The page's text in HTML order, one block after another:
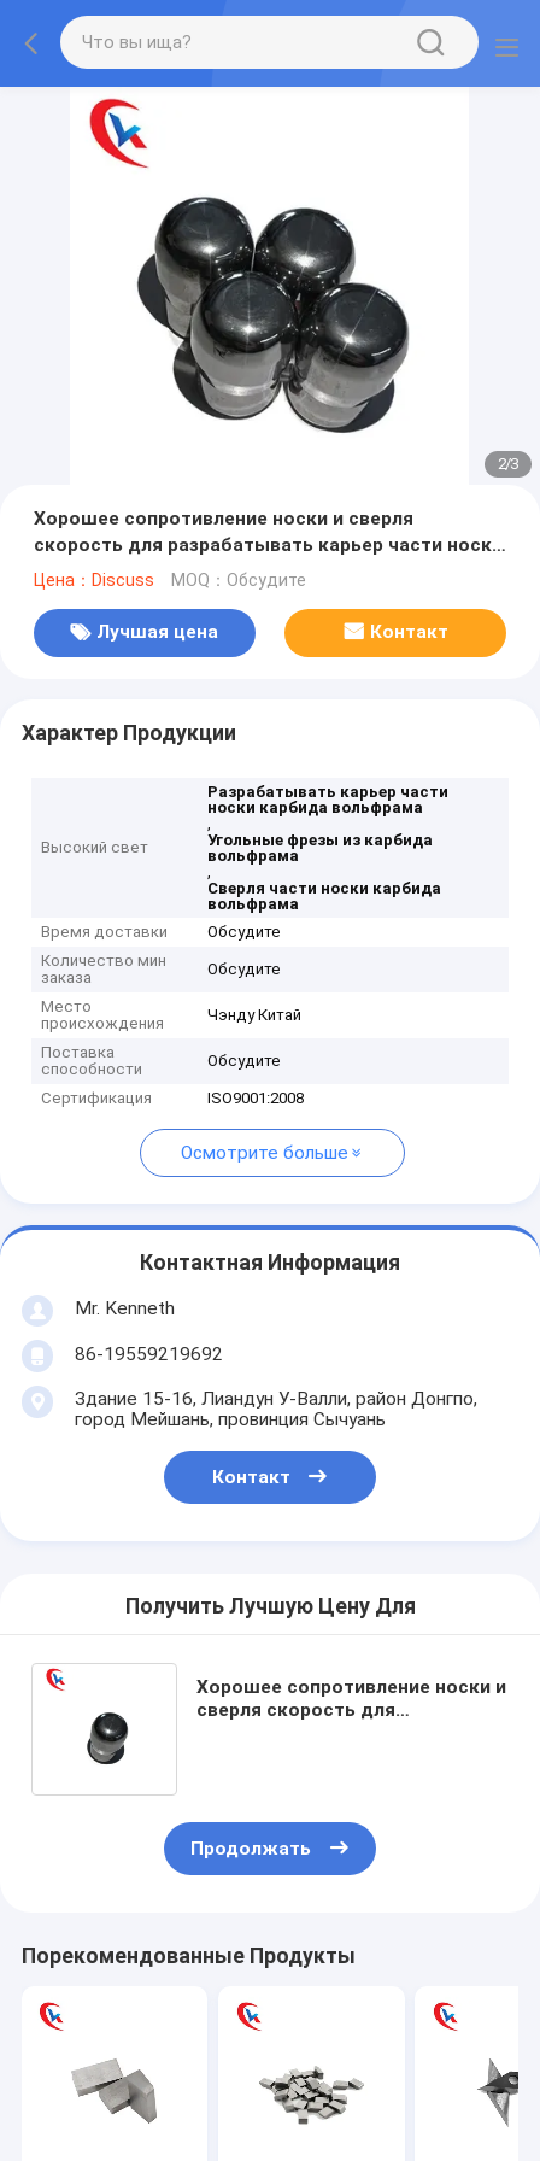
2/3
Хорошее сопротивление носки и сверля
скорость для разрабатывать карьер части носки
карбида вольфрама
Цена：Discuss MOQ：Обсудите
Лучшая цена Контакт
Характер Продукции
Высокий свет
Разрабатывать карьер части
носки карбида вольфрама
,
Угольные фрезы из карбида
вольфрама
,
Сверля части носки карбида
вольфрама
Время доставки
Обсудите
Количество мин
заказа
Обсудите
Место
происхождения
Чэнду Китай
Поставка
способности
Обсудите
Сертификация ISO9001:2008
Осмотрите больше
Контактная Информация
Mr. Kenneth
86-19559219692
Здание 15-16, Лиандун У-Валли, район Донгпо,
город Мейшань, провинция Сычуань
Контакт
Получить Лучшую Цену Для
Хорошее сопротивление носки и
сверля скорость для
Продолжать
Порекомендованные Продукты